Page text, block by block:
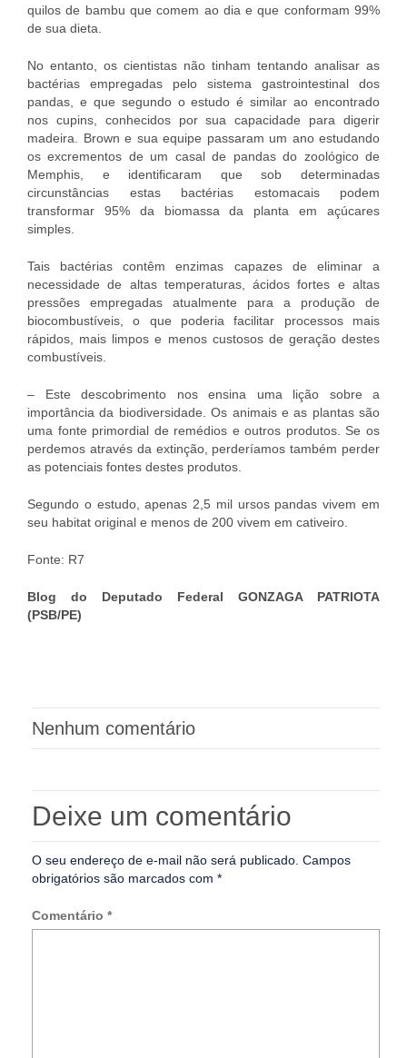
quilos de bambu que comem ao dia e que conformam 99%
de sua dieta.
No entanto, os cientistas não tinham tentando analisar as
bactérias empregadas pelo sistema gastrointestinal dos
pandas, e que segundo o estudo é similar ao encontrado
nos cupins, conhecidos por sua capacidade para digerir
madeira. Brown e sua equipe passaram um ano estudando
os excrementos de um casal de pandas do zoológico de
Memphis, e identificaram que sob determinadas
circunstâncias estas bactérias estomacais podem
transformar 95% da biomassa da planta em açúcares
simples.
Tais bactérias contêm enzimas capazes de eliminar a
necessidade de altas temperaturas, ácidos fortes e altas
pressões empregadas atualmente para a produção de
biocombustíveis, o que poderia facilitar processos mais
rápidos, mais limpos e menos custosos de geração destes
combustíveis.
– Este descobrimento nos ensina uma lição sobre a
importância da biodiversidade. Os animais e as plantas são
uma fonte primordial de remédios e outros produtos. Se os
perdemos através da extinção, perderíamos também perder
as potenciais fontes destes produtos.
Segundo o estudo, apenas 2,5 mil ursos pandas vivem em
seu habitat original e menos de 200 vivem em cativeiro.
Fonte: R7
Blog do Deputado Federal GONZAGA PATRIOTA
(PSB/PE)
Nenhum comentário
Deixe um comentário
O seu endereço de e-mail não será publicado. Campos
obrigatórios são marcados com *
Comentário *